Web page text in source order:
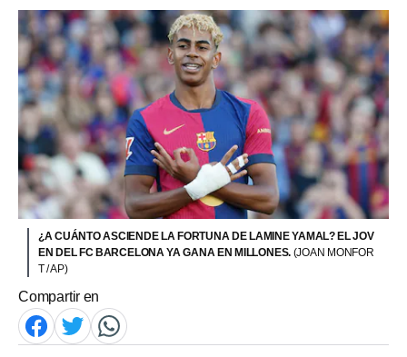
¿A CUÁNTO ASCIENDE LA FORTUNA DE LAMINE YAMAL? EL JOV
EN DEL FC BARCELONA YA GANA EN MILLONES. (JOAN MONFOR
T / AP)
Compartir en